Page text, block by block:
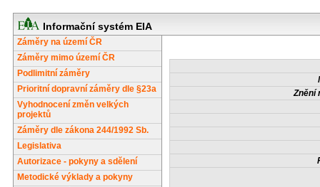
Informační systém EIA
Záměry na území ČR
Záměry mimo území ČR
Podlimitní záměry
Prioritní dopravní záměry dle §23a
Vyhodnocení změn velkých
projektů
Záměry dle zákona 244/1992 Sb.
Legislativa
Autorizace - pokyny a sdělení
Metodické výklady a pokyny
Znění